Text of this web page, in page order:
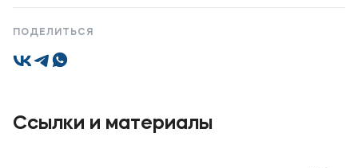
ПОДЕЛИТЬСЯ
Ссылки и материалы